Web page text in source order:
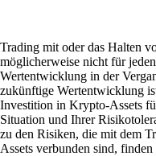
Trading mit oder das Halten
möglicherweise nicht für
Wertentwicklung in der
zukünftige Wertentwicklung
Investition in Krypto-Assets
Situation und Ihrer
zu den Risiken, die mit dem
Assets verbunden sind, finden